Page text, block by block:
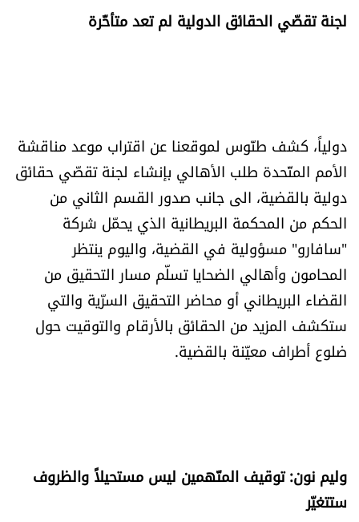
لجنة تقصّي الحقائق الدولية لم تعد متأخّرة
دولياً، كشف طنّوس لموقعنا عن اقتراب موعد مناقشة
الأمم المتّحدة طلب الأهالي بإنشاء لجنة تقصّي حقائق
دولية بالقضية، الى جانب صدور القسم الثاني من
الحكم من المحكمة البريطانية الذي يحمّل شركة
"سافارو" مسؤولية في القضية، واليوم ينتظر
المحامون وأهالي الضحايا تسلّم مسار التحقيق من
القضاء البريطاني أو محاضر التحقيق السرّية والتي
ستكشف المزيد من الحقائق بالأرقام والتوقيت حول
ضلوع أطراف معيّنة بالقضية.
وليم نون: توقيف المتّهمين ليس مستحيلاً والظروف
ستتغيّر